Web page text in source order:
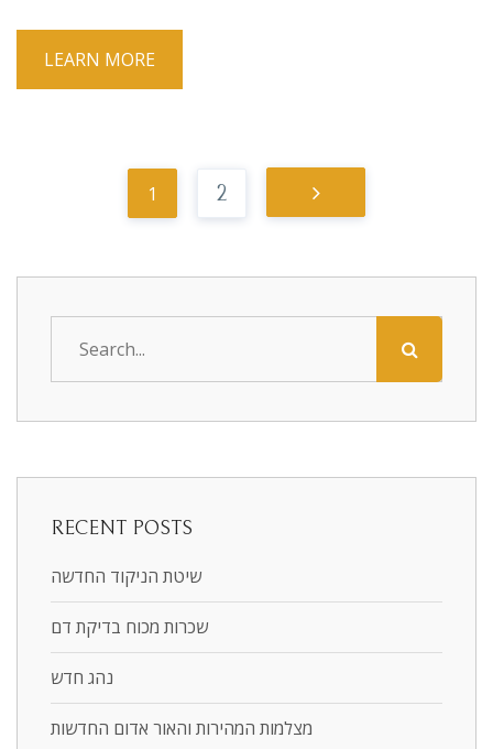
LEARN MORE
1 2
RECENT POSTS
שיטת הניקוד החדשה
שכרות מכוח בדיקת דם
נהג חדש
מצלמות המהירות והאור אדום החדשות